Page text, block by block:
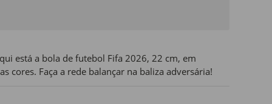
está a bola de futebol Fifa 2026, 22 cm, em
cores. Faça a rede balançar na baliza adversária!